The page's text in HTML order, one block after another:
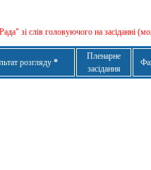
зі слів головуючого на засіданні
розгляду *
Пленарне
засідання